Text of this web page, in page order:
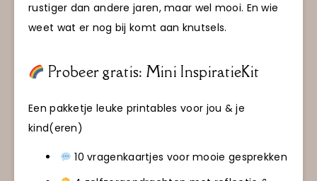
rustiger dan andere jaren, maar wel mooi. En wie
weet wat er nog bij komt aan knutsels.
Probeer gratis: Mini InspiratieKit
Een pakketje leuke printables voor jou & je
kind(eren)
10 vragenkaartjes voor mooie gesprekken